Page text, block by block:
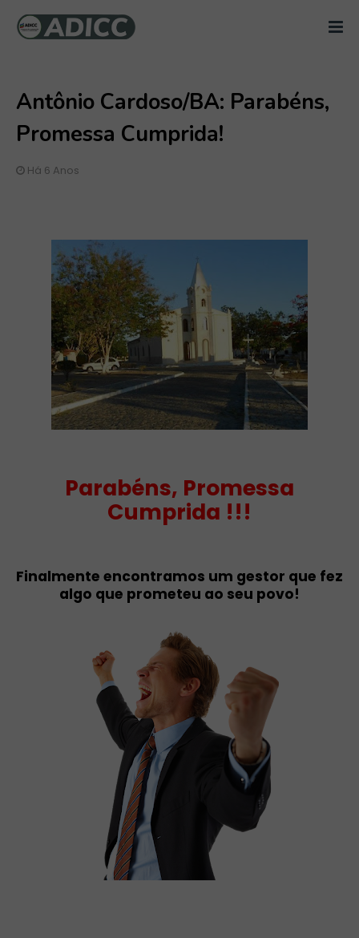
Antônio Cardoso/BA: Parabéns,
Promessa Cumprida!
Há 6 Anos
Parabéns, Promessa
Cumprida !!!
Finalmente encontramos um gestor que fez
algo que prometeu ao seu povo!